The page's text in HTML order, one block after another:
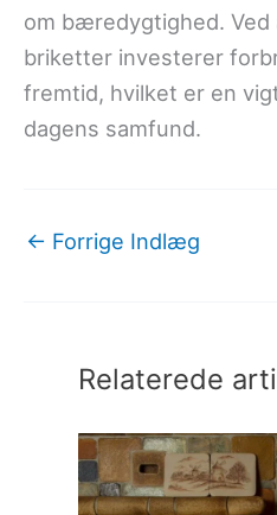
om bæredygtighed.
briketter investerer
fremtid, hvilket er en
dagens samfund.
← Forrige Indlæg
Relaterede